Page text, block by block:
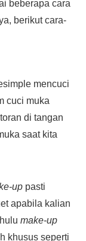
beberapa cara
berikut cara-
mencuci
cuci muka
di tangan
saat kita
up pasti
apabila kalian
make-up
khusus seperti